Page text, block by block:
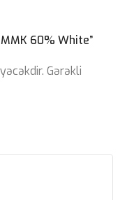
60% White”
Gərəkli